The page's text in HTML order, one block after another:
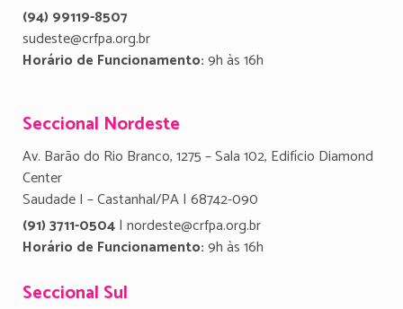
(94) 99119-8507
sudeste@crfpa.org.br
Horário de Funcionamento:9h às 16h
Seccional Nordeste
Av. Barão do Rio Branco, 1275 – Sala 102, Edifício Diamond
Center
Saudade I – Castanhal/PA | 68742-090
(91) 3711-0504| nordeste@crfpa.org.br
Horário de Funcionamento:9h às 16h
Seccional Sul